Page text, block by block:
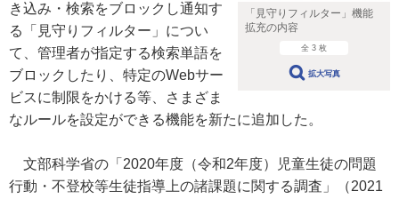
「見守りフィルター」機能
拡充の内容
全 3 枚
拡大写真
き込み・検索をブロックし通知す
る「見守りフィルター」につい
て、管理者が指定する検索単語を
ブロックしたり、特定のWebサー
ビスに制限をかける等、さまざま
なルールを設定ができる機能を新たに追加した。
文部科学省の「2020年度（令和2年度）児童生徒の問題
行動・不登校等生徒指導上の諸課題に関する調査」（2021